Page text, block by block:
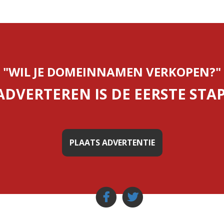
"WIL JE DOMEINNAMEN VERKOPEN?"
IS DE EERSTE
PLAATS ADVERTENTIE